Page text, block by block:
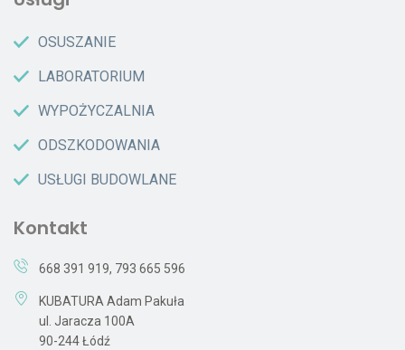
OSUSZANIE
LABORATORIUM
WYPOŻYCZALNIA
ODSZKODOWANIA
USŁUGI BUDOWLANE
Kontakt
668 391 919, 793 665 596
KUBATURA Adam Pakuła
ul. Jaracza 100A
90-244 Łódź